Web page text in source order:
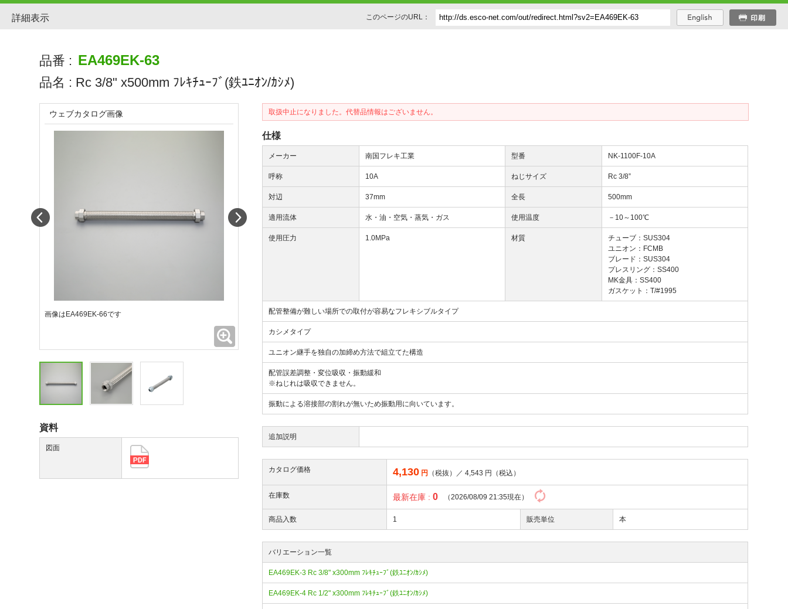
詳細表示 このページのURL：
品番 : EA469EK-63
品名 : Rc 3/8" x500mm ﾌﾚｷﾁｭｰﾌﾞ(鉄ﾕﾆｵﾝ/ｶｼﾒ)
取扱中止になりました。代替品情報はございません。
仕様
メーカー 南国フレキ工業 型番 NK-1100F-10A
呼称 10A ねじサイズ Rc 3/8”
対辺 37mm 全長 500mm
適用流体 水・油・空気・蒸気・ガス 使用温度 －10～100℃
使用圧力 1.0MPa 材質
チューブ：SUS304
ユニオン：FCMB
ブレード：SUS304
プレスリング：SS400
MK金具：SS400
ガスケット：T/#1995
配管整備が難しい場所での取付が容易なフレキシブルタイプ
カシメタイプ
ユニオン継手を独自の加締め方法で組立てた構造
配管誤差調整・変位吸収・振動緩和
※ねじれは吸収できません。
振動による溶接部の割れが無いため振動用に向いています。
追加説明
カタログ価格 4,130 円 （税抜）／4,543 円（税込）
在庫数 最新在庫 :0 （2026/08/09 21:35現在）
商品入数 1 販売単位 本
バリエーション一覧
EA469EK-3 Rc 3/8" x300mm ﾌﾚｷﾁｭｰﾌﾞ(鉄ﾕﾆｵﾝ/ｶｼﾒ)
EA469EK-4 Rc 1/2" x300mm ﾌﾚｷﾁｭｰﾌﾞ(鉄ﾕﾆｵﾝ/ｶｼﾒ)
ウェブカタログ画像
画像はEA469EK-66です
資料
図面